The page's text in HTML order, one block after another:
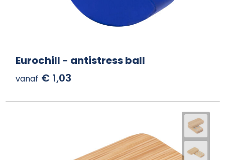
Eurochill - antistress ball
vanaf € 1,03